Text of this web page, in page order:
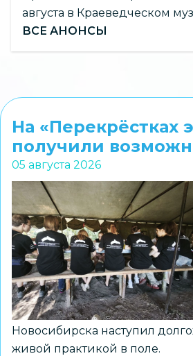
августа в Краеведческом
ВСЕ АНОНСЫ
На «Перекрёстках
получили
05 августа 2026
Новосибирска наступил
живой практикой в поле.